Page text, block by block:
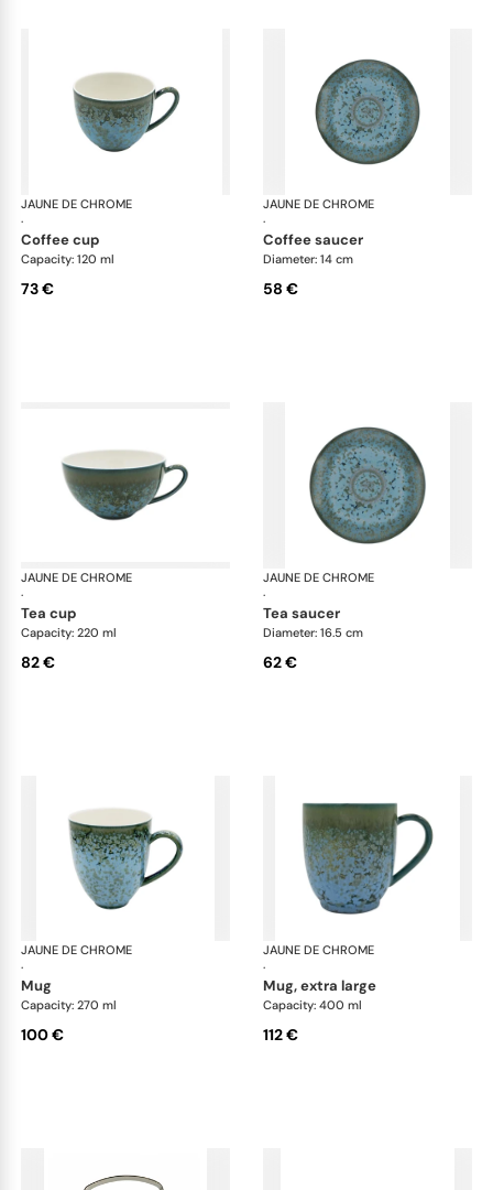
JAUNE DE CHROME
·
Nymphéa
coffee cup
Capacity: 120 ml
73 €
JAUNE DE CHROME
·
coffee saucer
Diameter: 14 cm
58 €
JAUNE DE CHROME
·
Nymphéa
tea cup
Capacity: 220 ml
82 €
JAUNE DE CHROME
·
tea saucer
Diameter: 16.5 cm
62 €
JAUNE DE CHROME
·
Nymphéa
mug
Capacity: 270 ml
100 €
JAUNE DE CHROME
·
mug, extra large
Capacity: 400 ml
112 €